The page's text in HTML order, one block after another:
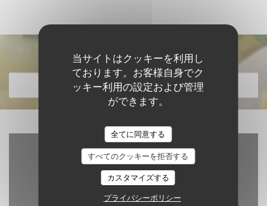
当サイトはクッキーを利用し
ております。お客様自身でク
ッキー利用の設定および管理
ができます。
全てに同意する
すべてのクッキーを拒否する
カスタマイズする
プライバシーポリシー
メニューを発見する
メニューを発見する